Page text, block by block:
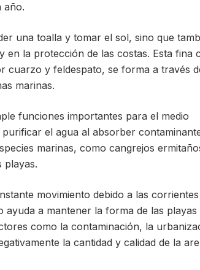
año.
una toalla y tomar el sol, sino que
en la protección de las costas. Esta fina
cuarzo y feldespato, se forma a través
marinas.
funciones importantes para el medio
el agua al absorber
marinas, como cangrejos
playas.
movimiento debido a las corrientes
ayuda a mantener la forma de las playas
como la contaminación, la
la cantidad y calidad de la